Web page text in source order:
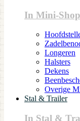
In Mini-Shop
Longeren
Halsters
Dekens
Overige
Stal & Trailer
In Stal &